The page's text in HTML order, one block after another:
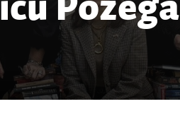
Požega